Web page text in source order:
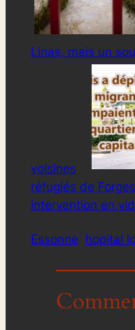
Linas, mais un
voisines
réfugiés de
intervention en
Essonne hopital